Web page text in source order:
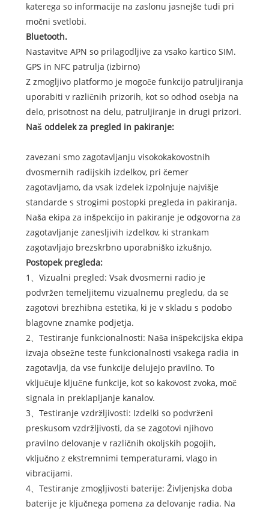
katerega so informacije na zaslonu jasnejše tudi pri
močni svetlobi.
Bluetooth.
Nastavitve APN so prilagodljive za vsako kartico SIM.
GPS in NFC patrulja (izbirno)
Z zmogljivo platformo je mogoče funkcijo patruljiranja
uporabiti v različnih prizorih, kot so odhod osebja na
delo, prisotnost na delu, patruljiranje in drugi prizori.
Naš oddelek za pregled in pakiranje:
zavezani smo zagotavljanju visokokakovostnih
dvosmernih radijskih izdelkov, pri čemer
zagotavljamo, da vsak izdelek izpolnjuje najvišje
standarde s strogimi postopki pregleda in pakiranja.
Naša ekipa za inšpekcijo in pakiranje je odgovorna za
zagotavljanje zanesljivih izdelkov, ki strankam
zagotavljajo brezskrbno uporabniško izkušnjo.
Postopek pregleda:
1、Vizualni pregled: Vsak dvosmerni radio je
podvržen temeljitemu vizualnemu pregledu, da se
zagotovi brezhibna estetika, ki je v skladu s podobo
blagovne znamke podjetja.
2、Testiranje funkcionalnosti: Naša inšpekcijska ekipa
izvaja obsežne teste funkcionalnosti vsakega radia in
zagotavlja, da vse funkcije delujejo pravilno. To
vključuje ključne funkcije, kot so kakovost zvoka, moč
signala in preklapljanje kanalov.
3、Testiranje vzdržljivosti: Izdelki so podvrženi
preskusom vzdržljivosti, da se zagotovi njihovo
pravilno delovanje v različnih okoljskih pogojih,
vključno z ekstremnimi temperaturami, vlago in
vibracijami.
4、Testiranje zmogljivosti baterije: Življenjska doba
baterije je ključnega pomena za delovanje radia. Na